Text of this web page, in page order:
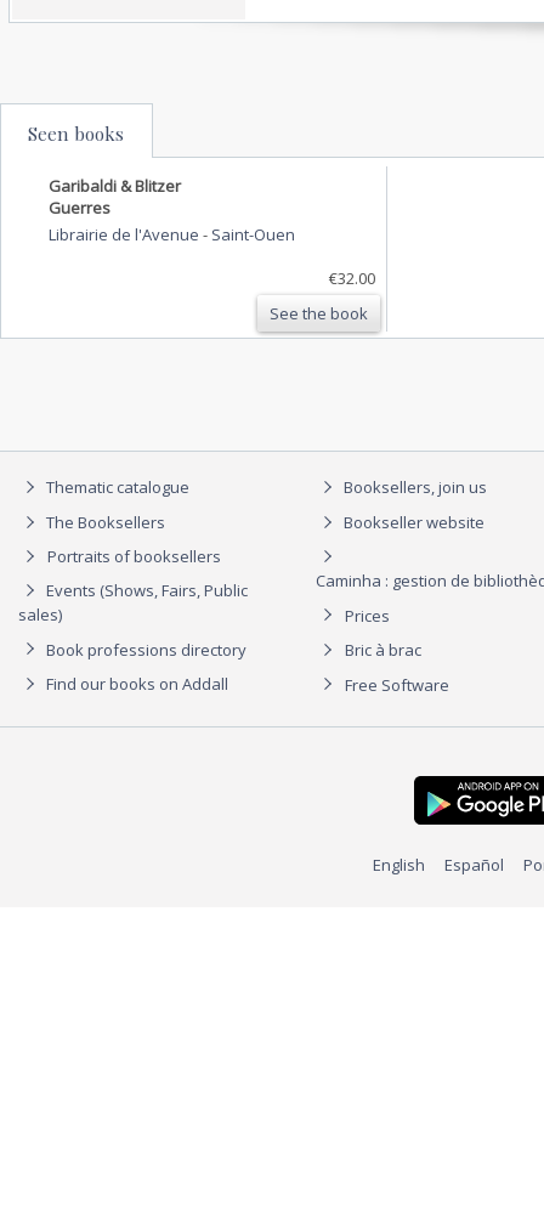
Seen books
Garibaldi & Blitzer
Guerres
Librairie de l'Avenue - Saint-Ouen
€32.00
See the book
Thematic catalogue
The Booksellers
Portraits of booksellers
Events (Shows, Fairs, Public
sales)
Book professions directory
Find our books on Addall
Booksellers, join us
Bookseller website
Caminha : gestion de
Prices
Bric à brac
Free Software
English Español